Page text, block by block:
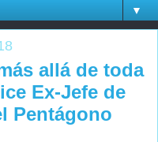
▼
allá de toda
Ex-Jefe de
Pentágono